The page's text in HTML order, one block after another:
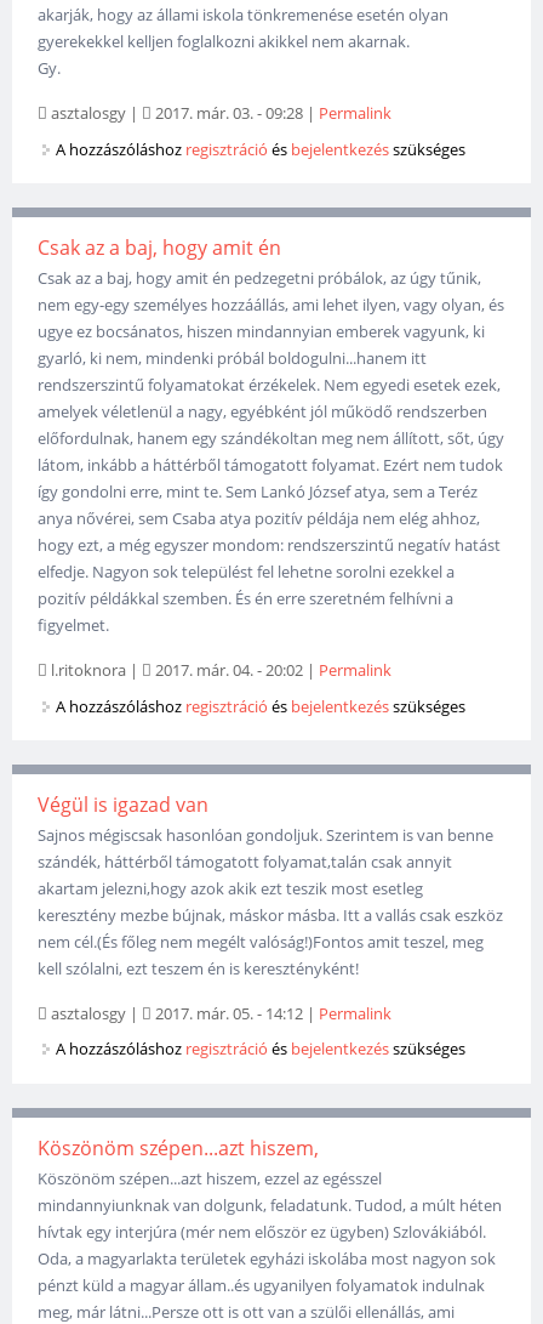
akarják, hogy az állami iskola tönkremenése esetén olyan
gyerekekkel kelljen foglalkozni akikkel nem akarnak.
Gy.
asztalosgy | 2017. már. 03. - 09:28 | Permalink
A hozzászóláshoz regisztráció és bejelentkezésszükséges
Csak az a baj, hogy amit én
Csak az a baj, hogy amit én pedzegetni próbálok, az úgy tűnik,
nem egy-egy személyes hozzáállás, ami lehet ilyen, vagy olyan, és
ugye ez bocsánatos, hiszen mindannyian emberek vagyunk, ki
gyarló, ki nem, mindenki próbál boldogulni...hanem itt
rendszerszintű folyamatokat érzékelek. Nem egyedi esetek ezek,
amelyek véletlenül a nagy, egyébként jól működő rendszerben
előfordulnak, hanem egy szándékoltan meg nem állított, sőt, úgy
látom, inkább a háttérből támogatott folyamat. Ezért nem tudok
így gondolni erre, mint te. Sem Lankó József atya, sem a Teréz
anya nővérei, sem Csaba atya pozitív példája nem elég ahhoz,
hogy ezt, a még egyszer mondom: rendszerszintű negatív hatást
elfedje. Nagyon sok települést fel lehetne sorolni ezekkel a
pozitív példákkal szemben. És én erre szeretném felhívni a
figyelmet.
l.ritoknora | 2017. már. 04. - 20:02 | Permalink
A hozzászóláshoz regisztráció és bejelentkezésszükséges
Végül is igazad van
Sajnos mégiscsak hasonlóan gondoljuk. Szerintem is van benne
szándék, háttérből támogatott folyamat,talán csak annyit
akartam jelezni,hogy azok akik ezt teszik most esetleg
keresztény mezbe bújnak, máskor másba. Itt a vallás csak eszköz
nem cél.(És főleg nem megélt valóság!)Fontos amit teszel, meg
kell szólalni, ezt teszem én is keresztényként!
asztalosgy | 2017. már. 05. - 14:12 | Permalink
A hozzászóláshoz regisztráció és bejelentkezésszükséges
Köszönöm szépen...azt hiszem,
Köszönöm szépen...azt hiszem, ezzel az egésszel
mindannyiunknak van dolgunk, feladatunk. Tudod, a múlt héten
hívtak egy interjúra (mér nem először ez ügyben) Szlovákiából.
Oda, a magyarlakta területek egyházi iskolába most nagyon sok
pénzt küld a magyar állam..és ugyanilyen folyamatok indulnak
meg, már látni...Persze ott is ott van a szülői ellenállás, ami